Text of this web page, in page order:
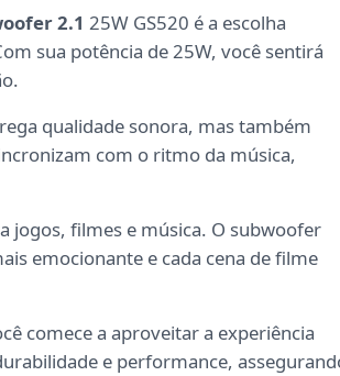
2.1 25W GS520 é a escolha
sua potência de 25W, você sentirá
qualidade sonora, mas também
com o ritmo da música,
jogos, filmes e música. O subwoofer
emocionante e cada cena de filme
comece a aproveitar a experiência
e performance,